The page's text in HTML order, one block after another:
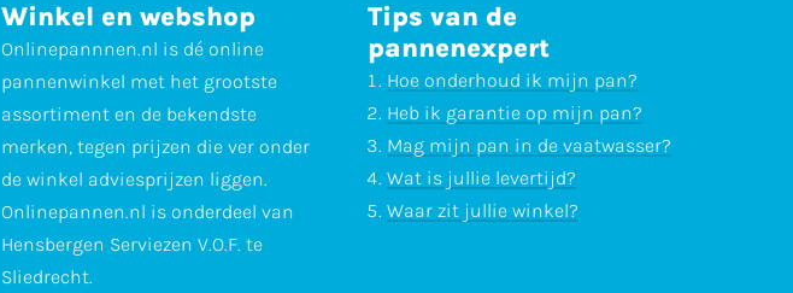
Winkel en webshop
Onlinepannnen.nl is dé online
pannenwinkel met het grootste
assortiment en de bekendste
merken, tegen prijzen die ver onder
de winkel adviesprijzen liggen.
Onlinepannen.nl is onderdeel van
Hensbergen Serviezen V.O.F. te
Sliedrecht.
Tips van de
pannenexpert
Hoe onderhoud ik mijn pan?
Heb ik garantie op mijn pan?
Mag mijn pan in de vaatwasser?
Wat is jullie levertijd?
Waar zit jullie winkel?